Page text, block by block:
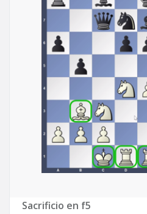
Sacrificio en f5